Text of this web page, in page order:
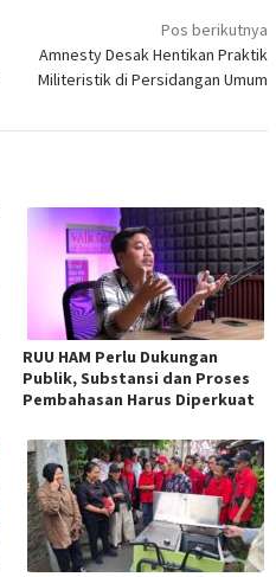
Pos berikutnya
Amnesty Desak Hentikan Praktik
Militeristik di Persidangan Umum
RUU HAM Perlu Dukungan
Publik, Substansi dan Proses
Pembahasan Harus Diperkuat